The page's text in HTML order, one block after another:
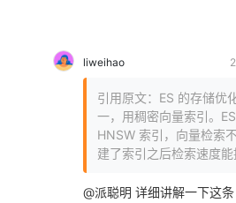
liweihao
引用原文：ES 的存储优
一，用稠密向量索引。
HNSW 索引，向量检索
建了索引之后检索速度
@派聪明 详细讲解一下这条